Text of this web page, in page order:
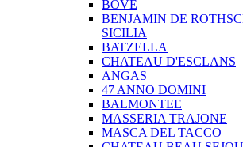
BOVE
BENJAMIN DE
SICILIA
BATZELLA
CHATEAU D'ESCLANS
ANGAS
47 ANNO DOMINI
BALMONTEE
MASSERIA TRAJONE
MASCA DEL TACCO